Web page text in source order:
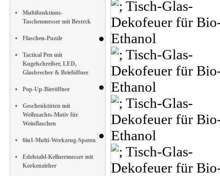
Multifunktions-
Taschenmesser mit Besteck
Flaschen-Puzzle
Tactical Pen mit
Kugelschreiber, LED,
Glasbrecher & Brieföffner
Pop-Up-Bieröffner
Geschenktüten mit
Weihnachts-Motiv für
Weinflaschen
6in1-Multi-Werkzeug-Spaten
Edelstahl-Kellnermesser mit
Korkenzieher